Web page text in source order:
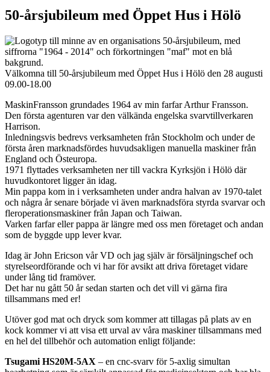
50-årsjubileum med Öppet Hus i Hölö
Välkomna till 50-årsjubileum med Öppet Hus i Hölö den 28 augusti
09.00-18.00
MaskinFransson grundades 1964 av min farfarArthurFransson.
Den första agenturen varden välkända engelska svarvtillverkaren
Harrison.
Inledningsvis bedrevs verksamheten från Stockholm och under de
första åren marknadsfördes huvudsakligen manuella maskiner från
England och Östeuropa.
1971 flyttades verksamheten nertill vackra Kyrksjön i Hölö där
huvudkontoret ligger än idag.
Min pappa kom in i verksamheten underandra halvan av 1970-talet
och några år senare började vi även marknadsföra styrda svarvar och
fleroperationsmaskiner från Japan och Taiwan.
Varken farfar eller pappa är längre med oss men företaget och andan
som de byggde upp leverkvar.
Idag ärJohn Ericson vårVD och jag själv är försäljningschef och
styrelseordförande och vi har för avsikt att driva företaget vidare
underlång tid framöver.
Det harnu gått 50 årsedan starten och det vill vi gärna fira
tillsammans med er!
Utövergod mat och dryck som kommer att tillagas på plats av en
kock kommervi att visa ett urval av våra maskiner tillsammans med
en hel del tillbehör och automation enligt följande:
Tsugami HS20M-5AX – en cnc-svarv för 5-axlig simultan